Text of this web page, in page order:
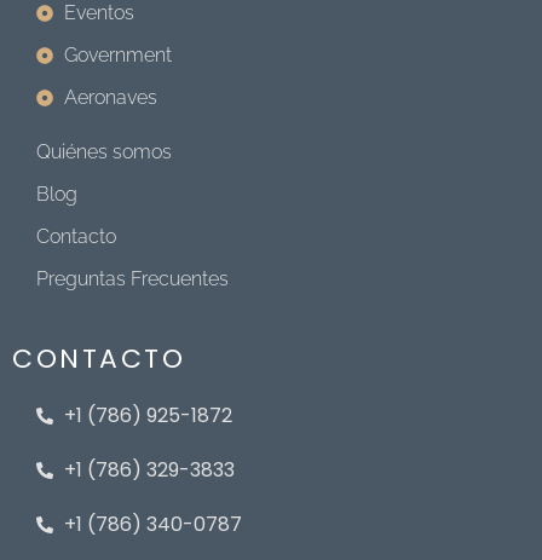
Eventos
Government
Aeronaves
Quiénes somos
Blog
Contacto
Preguntas Frecuentes
CONTACTO
+1 (786) 925-1872
+1 (786) 329-3833
+1 (786) 340-0787